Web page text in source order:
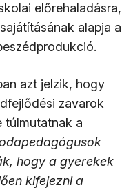
előrehaladásra,
alapja a
azt jelzik, hogy
zavarok
túlmutatnak a
hogy a gyerekek
kifejezni a